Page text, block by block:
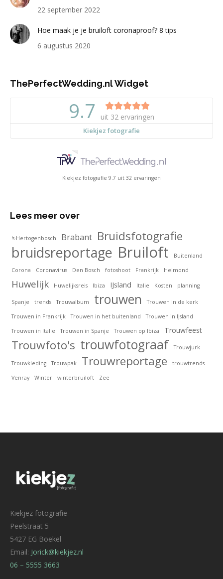
22 september 2022
Hoe maak je je bruiloft coronaproof? 8 tips
6 augustus 2020
ThePerfectWedding.nl Widget
Kiekjez fotografie 9.7 uit 32 ervaringen
Lees meer over
's-Hertogenbosch Brabant Bruidsfotografie
bruidsreportage Bruiloft Buitenland
Corona Coronavirus Den Bosch fotoshoot Frankrijk Helmond
Huwelijk Huwelijksreis Ibiza IJsland Italie Kosten planning
Spanje trends Trouwalbum trouwen Trouwen in de kerk
Trouwen in Frankrijk Trouwen in het buitenland Trouwen in IJsland
Trouwen in Italie Trouwen in Spanje Trouwen op Ibiza Trouwfeest
Trouwfoto's trouwfotograaf Trouwjurk
Trouwkleding Trouwpak Trouwreportage trouwtrends
Venray Winter winterbruiloft Zee
Kiekjez fotografie
Peelstraat 5
5427 EG Boekel
Email: Jorick@kiekjez.nl
06 – 5555 3663